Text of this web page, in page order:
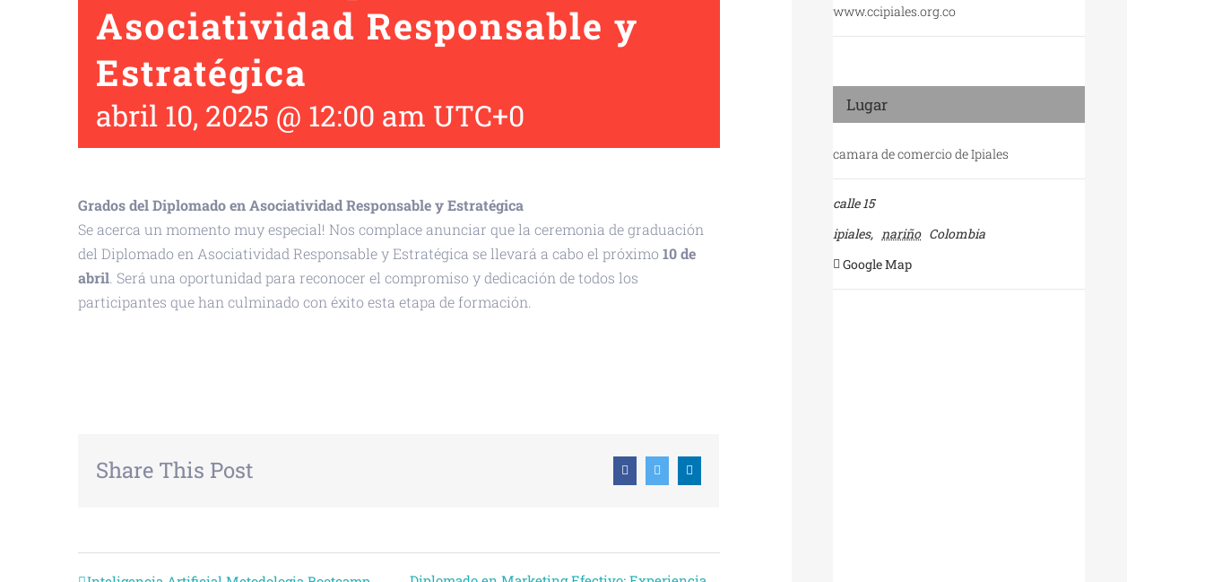
Asociatividad Responsable y
Estratégica
abril 10, 2025 @ 12:00 am UTC+0
Grados del Diplomado en Asociatividad Responsable y Estratégica
Se acerca un momento muy especial! Nos complace anunciar que la ceremonia de graduación
del Diplomado en Asociatividad Responsable y Estratégica se llevará a cabo el próximo 10 de
abril. Será una oportunidad para reconocer el compromiso y dedicación de todos los
participantes que han culminado con éxito esta etapa de formación.
Share This Post FacebookTwitter
www.ccipiales.org.co
Lugar
camara de comercio de Ipiales
calle 15
ipiales, nariño Colombia
+ Google Map